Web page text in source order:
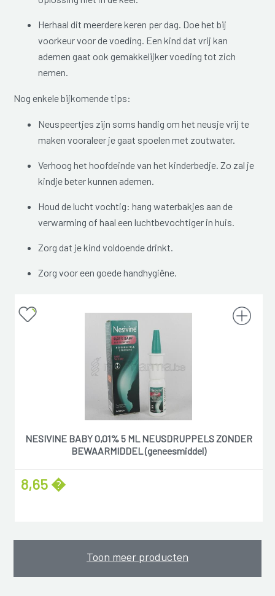
Herhaal dit meerdere keren per dag. Doe het bij
voorkeur voor de voeding. Een kind dat vrij kan
ademen gaat ook gemakkelijker voeding tot zich
nemen.
Nog enkele bijkomende tips:
Neuspeertjes zijn soms handig om het neusje vrij te
maken vooraleer je gaat spoelen met zoutwater.
Verhoog het hoofdeinde van het kinderbedje. Zo zal je
kindje beter kunnen ademen.
Houd de lucht vochtig: hang waterbakjes aan de
verwarming of haal een luchtbevochtiger in huis.
Zorg dat je kind voldoende drinkt.
Zorg voor een goede handhygiëne.
NESIVINE BABY 0,01% 5 ML NEUSDRUPPELS ZONDER
BEWAARMIDDEL (geneesmiddel)
8,65 �
Toon meer producten